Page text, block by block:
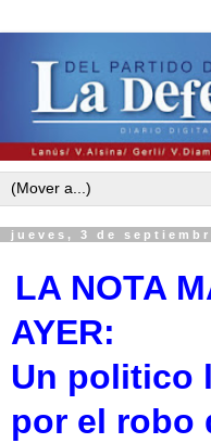
jueves, 3 de
LA NOTA
AYER:
Un politico
por el robo